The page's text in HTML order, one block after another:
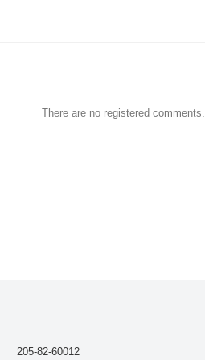
There are no registered comments.
205-82-60012